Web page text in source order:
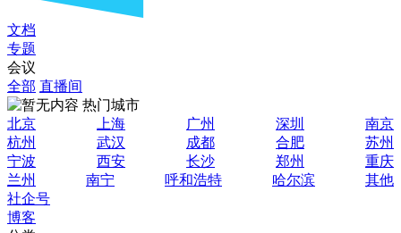
文档
专题
会议
全部 直播间
热门城市
北京
上海 广州 深圳
南京
杭州
武汉 成都 合肥
苏州
宁波
西安 长沙 郑州
重庆
兰州
南宁 呼和浩特 哈尔滨
其他
社企号
博客